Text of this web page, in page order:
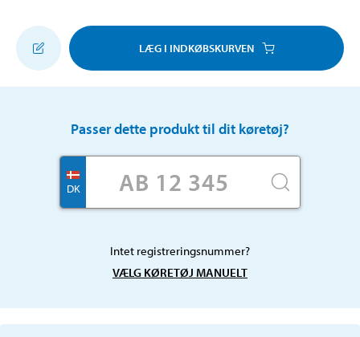
LÆG I INDKØBSKURVEN
Passer dette produkt til dit køretøj?
DK
Intet registreringsnummer?
VÆLG KØRETØJ MANUELT